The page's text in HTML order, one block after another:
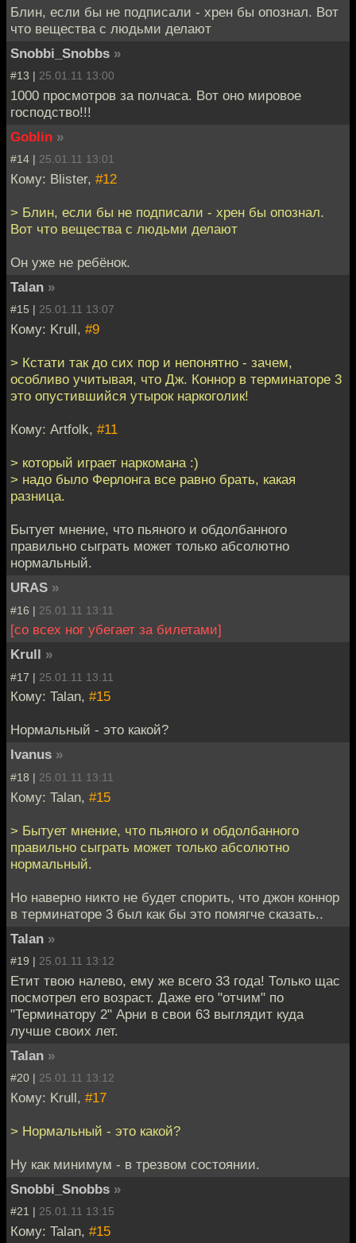
Блин, если бы не подписали - хрен бы опознал. Вот
что вещества с людьми делают
Snobbi_Snobbs »
#13 | 25.01.11 13:00
1000 просмотров за полчаса. Вот оно мировое
господство!!!
Goblin »
#14 | 25.01.11 13:01
Кому: Blister, #12
> Блин, если бы не подписали - хрен бы опознал.
Вот что вещества с людьми делают
Он уже не ребёнок.
Talan »
#15 | 25.01.11 13:07
Кому: Krull, #9
> Кстати так до сих пор и непонятно - зачем,
особливо учитывая, что Дж. Коннор в терминаторе 3
это опустившийся утырок наркоголик!
Кому: Artfolk, #11
> который играет наркомана :)
> надо было Ферлонга все равно брать, какая
разница.
Бытует мнение, что пьяного и обдолбанного
правильно сыграть может только абсолютно
нормальный.
URAS »
#16 | 25.01.11 13:11
[со всех ног убегает за билетами]
Krull »
#17 | 25.01.11 13:11
Кому: Talan, #15
Нормальный - это какой?
Ivanus »
#18 | 25.01.11 13:11
Кому: Talan, #15
> Бытует мнение, что пьяного и обдолбанного
правильно сыграть может только абсолютно
нормальный.
Но наверно никто не будет спорить, что джон коннор
в терминаторе 3 был как бы это помягче сказать..
Talan »
#19 | 25.01.11 13:12
Етит твою налево, ему же всего 33 года! Только щас
посмотрел его возраст. Даже его "отчим" по
"Терминатору 2" Арни в свои 63 выглядит куда
лучше своих лет.
Talan »
#20 | 25.01.11 13:12
Кому: Krull, #17
> Нормальный - это какой?
Ну как минимум - в трезвом состоянии.
Snobbi_Snobbs »
#21 | 25.01.11 13:15
Кому: Talan, #15